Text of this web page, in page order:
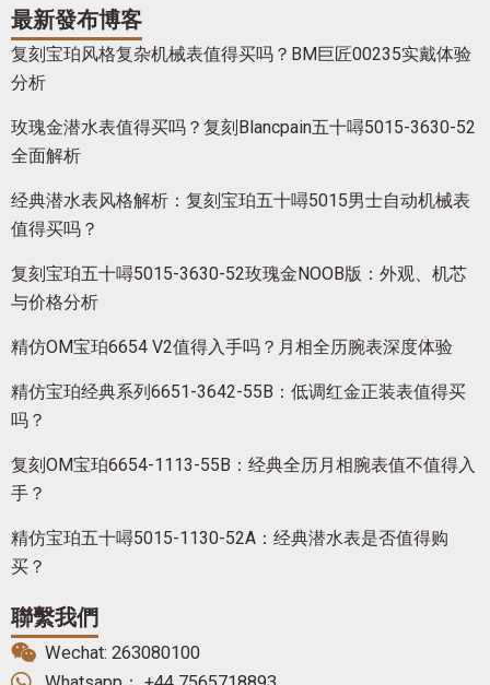
最新發布博客
复刻宝珀风格复杂机械表值得买吗？BM巨匠00235实戴体验
分析
玫瑰金潜水表值得买吗？复刻Blancpain五十噚5015-3630-52
全面解析
经典潜水表风格解析：复刻宝珀五十噚5015男士自动机械表
值得买吗？
复刻宝珀五十噚5015-3630-52玫瑰金NOOB版：外观、机芯
与价格分析
精仿OM宝珀6654 V2值得入手吗？月相全历腕表深度体验
精仿宝珀经典系列6651-3642-55B：低调红金正装表值得买
吗？
复刻OM宝珀6654-1113-55B：经典全历月相腕表值不值得入
手？
精仿宝珀五十噚5015-1130-52A：经典潜水表是否值得购
买？
聯繫我們
Wechat: 263080100